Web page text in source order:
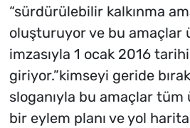
“sürdürülebilir kalkınma
oluşturuyor ve bu amaçlar
imzasıyla 1 ocak 2016
giriyor.”kimseyi geride
sloganıyla bu amaçlar
bir eylem planı ve yol